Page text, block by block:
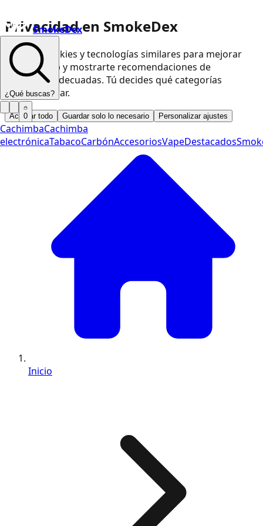
Privacidad en SmokeDex
Usamos cookies y tecnologías similares para mejorar
nuestra web y mostrarte recomendaciones de
productos adecuadas. Tú decides qué categorías
podemos usar.
Aceptar todo Guardar solo lo necesario Personalizar ajustes
SmokeDex
¿Qué buscas?
0
CachimbaCachimba
electrónicaTabacoCarbónAccesoriosVapeDestacados
Inicio